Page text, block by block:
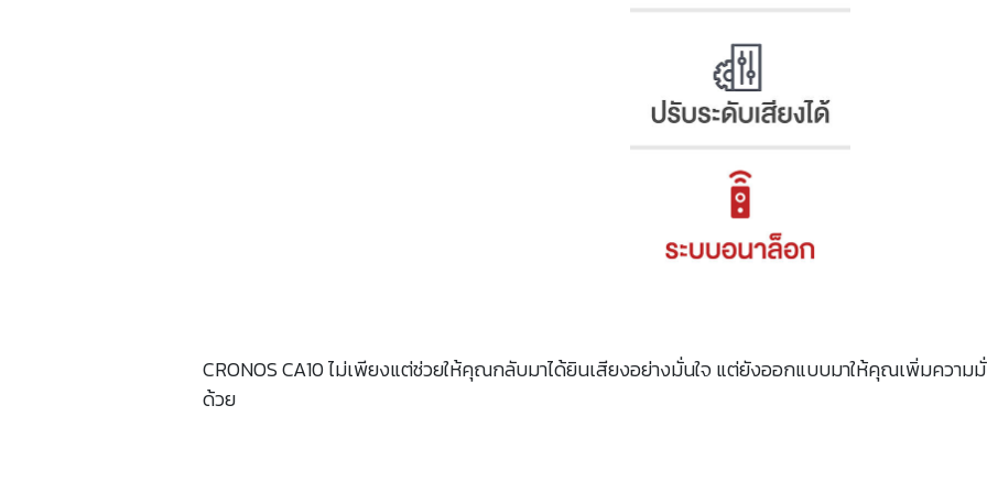
CRONOS CA10 ไม่เพียงแต่ช่วยให้คุณกลับมาได้ยินเสียงอย่างมั่นใจ แต่ยังออกแบบมาให้คุณเพิ่มความ
ด้วย